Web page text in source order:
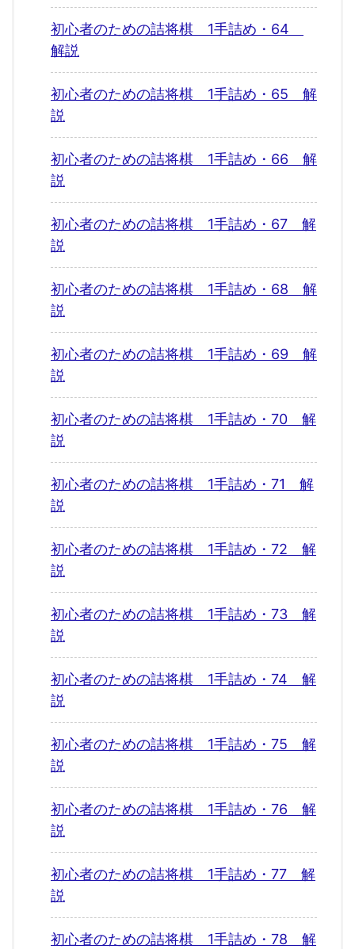
初心者のための詰将棋 1手詰め・64
解説
初心者のための詰将棋 1手詰め・65 解
説
初心者のための詰将棋 1手詰め・66 解
説
初心者のための詰将棋 1手詰め・67 解
説
初心者のための詰将棋 1手詰め・68 解
説
初心者のための詰将棋 1手詰め・69 解
説
初心者のための詰将棋 1手詰め・70 解
説
初心者のための詰将棋 1手詰め・71 解
説
初心者のための詰将棋 1手詰め・72 解
説
初心者のための詰将棋 1手詰め・73 解
説
初心者のための詰将棋 1手詰め・74 解
説
初心者のための詰将棋 1手詰め・75 解
説
初心者のための詰将棋 1手詰め・76 解
説
初心者のための詰将棋 1手詰め・77 解
説
初心者のための詰将棋 1手詰め・78 解